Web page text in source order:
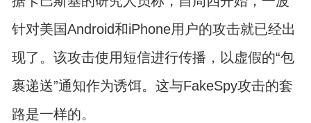
针对美国Android和iPhone用户的攻击就已经出
现了。该攻击使用短信进行传播，以虚假的“包
裹递送”通知作为诱饵。这与FakeSpy攻击的套
路是一样的。